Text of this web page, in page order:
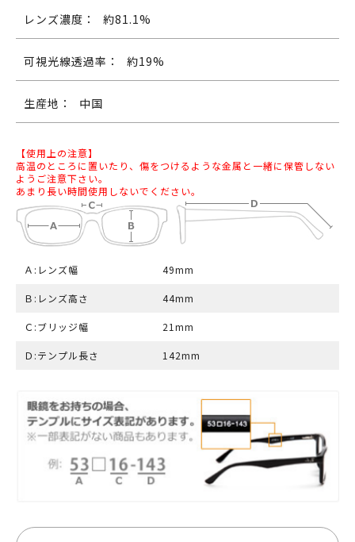
レンズ濃度： 約81.1%
可視光線透過率： 約19%
生産地： 中国
【使用上の注意】
高温のところに置いたり、傷をつけるような金属と一緒に保管しない
ようご注意下さい。
あまり長い時間使用しないでください。
Ａ:レンズ幅 49mm
Ｂ:レンズ高さ 44mm
Ｃ:ブリッジ幅 21mm
Ｄ:テンプル長さ 142mm